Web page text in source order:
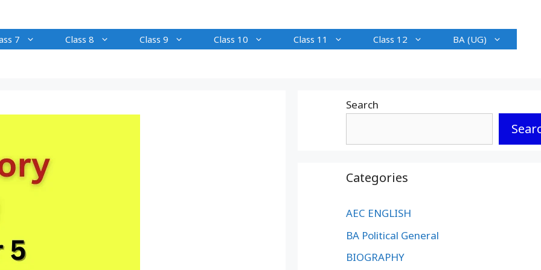
7 Class 8 Class 9 Class 10 Class 11 Class 12 BA (UG)
Search
Categories
AEC ENGLISH
BA Political General
BIOGRAPHY